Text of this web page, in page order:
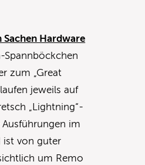
Sachen Hardware
Spannböckchen
zum „Great
jeweils auf
„Lightning“-
im
ist von guter
um Remo